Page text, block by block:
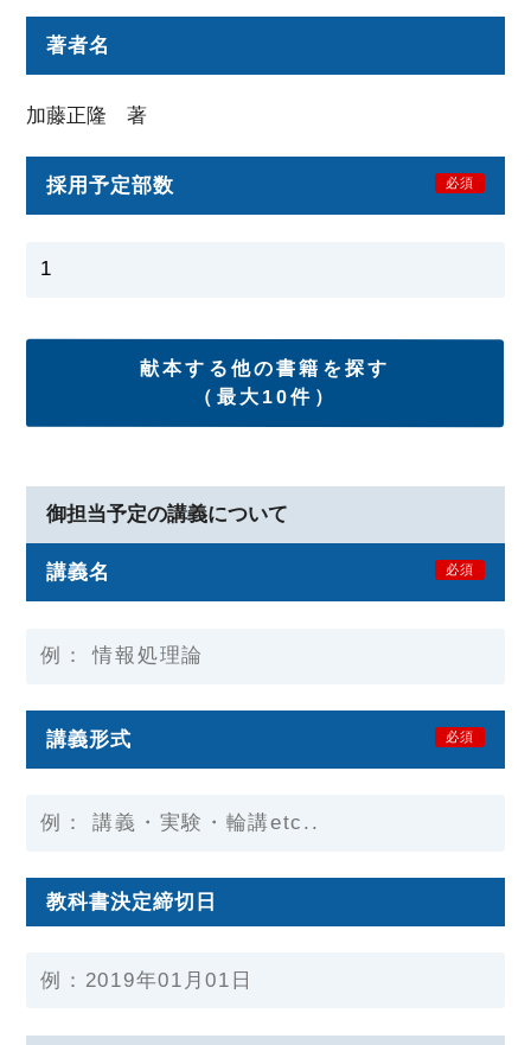
著者名
加藤正隆 著
採用予定部数 必須
献本する他の書籍を探す
（最大10件）
御担当予定の講義について
講義名 必須
講義形式 必須
教科書決定締切日